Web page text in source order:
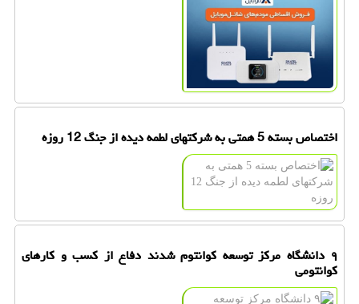
اختصاص بسته 5 همتی به شرکتهای لطمه دیده از جنگ 12 روزه
۹ دانشگاه مرکز توسعه کوانتوم شدند دفاع از کسب و کارهای
کوانتومی